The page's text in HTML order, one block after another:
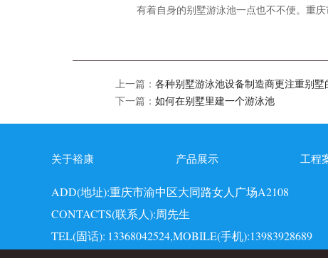
有着自身的别墅游泳池一点也不不便。重
上一篇： 各种别墅游泳池设备制造商更注重别墅
下一篇： 如何在别墅里建一个游泳池
关于裕康 产品展示 工程
ADD(地址):重庆市渝中区大同路女人广场A2108
CONTACTS(联系人):周先生
TEL(固话): 13368042524,MOBILE(手机):13983928689